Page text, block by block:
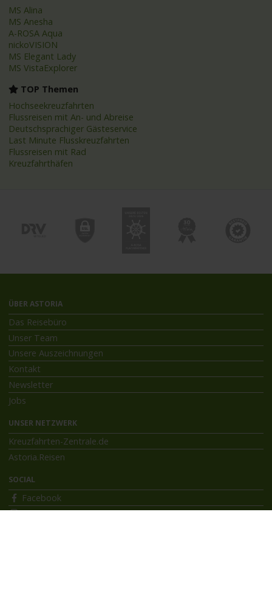
MS Alina
MS Anesha
A-ROSA Aqua
nickoVISION
MS Elegant Lady
MS VistaExplorer
TOP Themen
Hochseekreuzfahrten
Flussreisen mit An- und Abreise
Deutschsprachiger Gästeservice
Last Minute Flusskreuzfahrten
Flussreisen mit Rad
Kreuzfahrthäfen
ÜBER ASTORIA
Das Reisebüro
Unser Team
Unsere Auszeichnungen
Kontakt
Newsletter
Jobs
UNSER NETZWERK
Kreuzfahrten-Zentrale.de
Astoria.Reisen
SOCIAL
Facebook
Instagram